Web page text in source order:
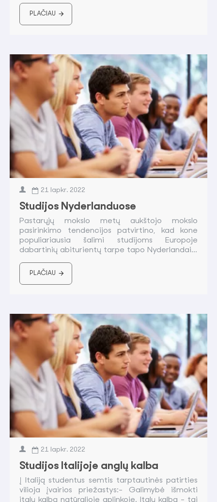
PLAČIAU
21 lapkr. 2022
Studijos Nyderlanduose
Pastarųjų mokslo metų aukštojo mokslo
pasirinkimo tendencijos patvirtino, kad kone
populiariausia šalimi studijoms Europoje
dabartinių abiturientų tarpe tapo Nyderlandai...
PLAČIAU
21 lapkr. 2022
Studijos Italijoje anglų kalba
Į Italiją studentus semtis tarptautinės patirties
vilioja įvairios priežastys:- Galimybė išmokti
italų kalbą natūralioje aplinkoje. Italų kalba - tai